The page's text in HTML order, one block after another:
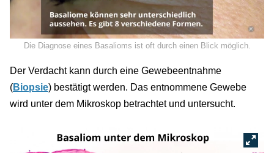
©
Die Diagnose eines Basalioms ist oft durch einen Blick möglich.
Der Verdacht kann durch eine Gewebeentnahme
(Biopsie) bestätigt werden. Das entnommene Gewebe
wird unter dem Mikroskop betrachtet und untersucht.